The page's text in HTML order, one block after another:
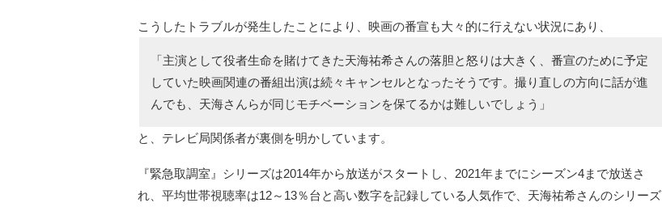
こうしたトラブルが発生したことにより、映画の番宣も大々的に行えない状況にあり、
「主演として役者生命を賭けてきた天海祐希さんの落胆と怒りは大きく、番宣のために予定
していた映画関連の番組出演は続々キャンセルとなったそうです。撮り直しの方向に話が進
んでも、天海さんらが同じモチベーションを保てるかは難しいでしょう」
と、テレビ局関係者が裏側を明かしています。
『緊急取調室』シリーズは2014年から放送がスタートし、2021年までにシーズン4まで放送さ
れ、平均世帯視聴率は12～13％台と高い数字を記録している人気作で、天海祐希さんのシリーズ